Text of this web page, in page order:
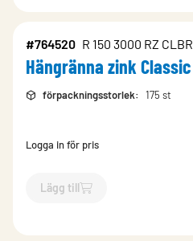
#764520 R 150 3000 RZ CLBR
Hängränna zink Classic
förpackningsstorlek: 175 st
Logga in för pris
Lägg till
`$Lägg till